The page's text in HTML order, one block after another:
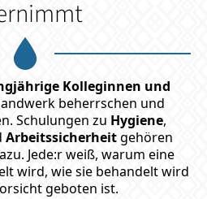
Kolleginnen und
beherrschen und
Schulungen zu Hygiene,
Arbeitssicherheitgehören
Jede:r weiß, warum eine
wird, wie sie behandelt wird
geboten ist.